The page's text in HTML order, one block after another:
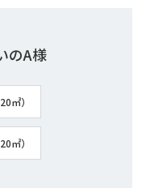
のA様
㎡）
㎡）